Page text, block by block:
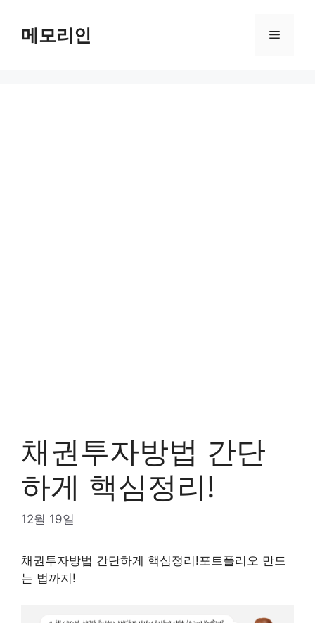
content메모리인 Menu
채권투자방법 간단
하게 핵심정리!
12월 19일
채권투자방법 간단하게 핵심정리!포트폴리오 만드
는 법까지!